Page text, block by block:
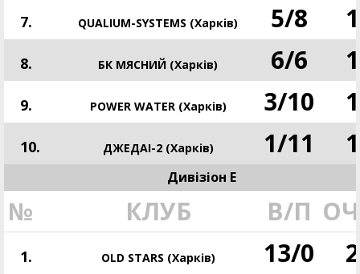
7. QUALIUM-SYSTEMS (Харків) 5/8
8. БК МЯСНИЙ (Харків) 6/6
9. POWER WATER (Харків) 3/10
10. ДЖЕДАІ-2 (Харків) 1/11
Дивізіон E
№ КЛУБ В/П
1. OLD STARS (Харків) 13/0